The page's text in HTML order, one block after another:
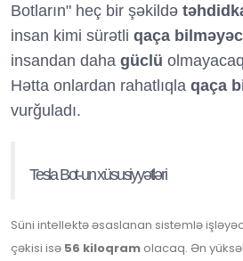
Botların" heç bir şəkildə
insan kimi sürətli qaça
insandan daha güclü
Hətta onlardan rahatlıqla qaça
vurğuladı.
Tesla Bot-un xüsusiyyətləri
Süni intellektə əsaslanan sistemlə
çəkisi isə 56 kiloqram olacaq. Ən